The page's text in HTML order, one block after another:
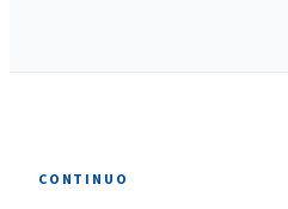
CONTINUO